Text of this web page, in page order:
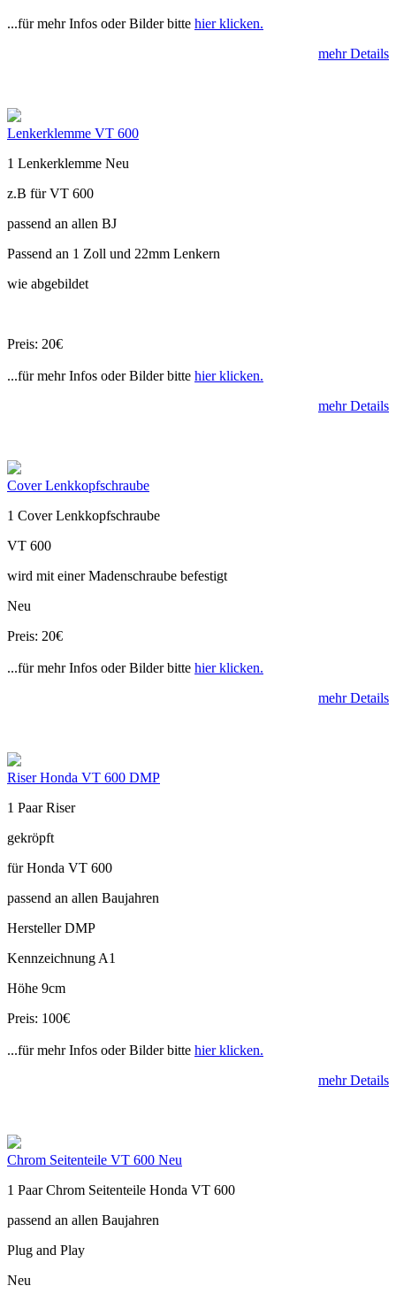
...für mehr Infos oder Bilder bitte hier klicken.
mehr Details
Lenkerklemme VT 600
1 Lenkerklemme Neu
z.B für VT 600
passend an allen BJ
Passend an 1 Zoll und 22mm Lenkern
wie abgebildet
Preis: 20€
...für mehr Infos oder Bilder bitte hier klicken.
mehr Details
Cover Lenkkopfschraube
1 Cover Lenkkopfschraube
VT 600
wird mit einer Madenschraube befestigt
Neu
Preis: 20€
...für mehr Infos oder Bilder bitte hier klicken.
mehr Details
Riser Honda VT 600 DMP
1 Paar Riser
gekröpft
für Honda VT 600
passend an allen Baujahren
Hersteller DMP
Kennzeichnung A1
Höhe 9cm
Preis: 100€
...für mehr Infos oder Bilder bitte hier klicken.
mehr Details
Chrom Seitenteile VT 600 Neu
1 Paar Chrom Seitenteile Honda VT 600
passend an allen Baujahren
Plug and Play
Neu